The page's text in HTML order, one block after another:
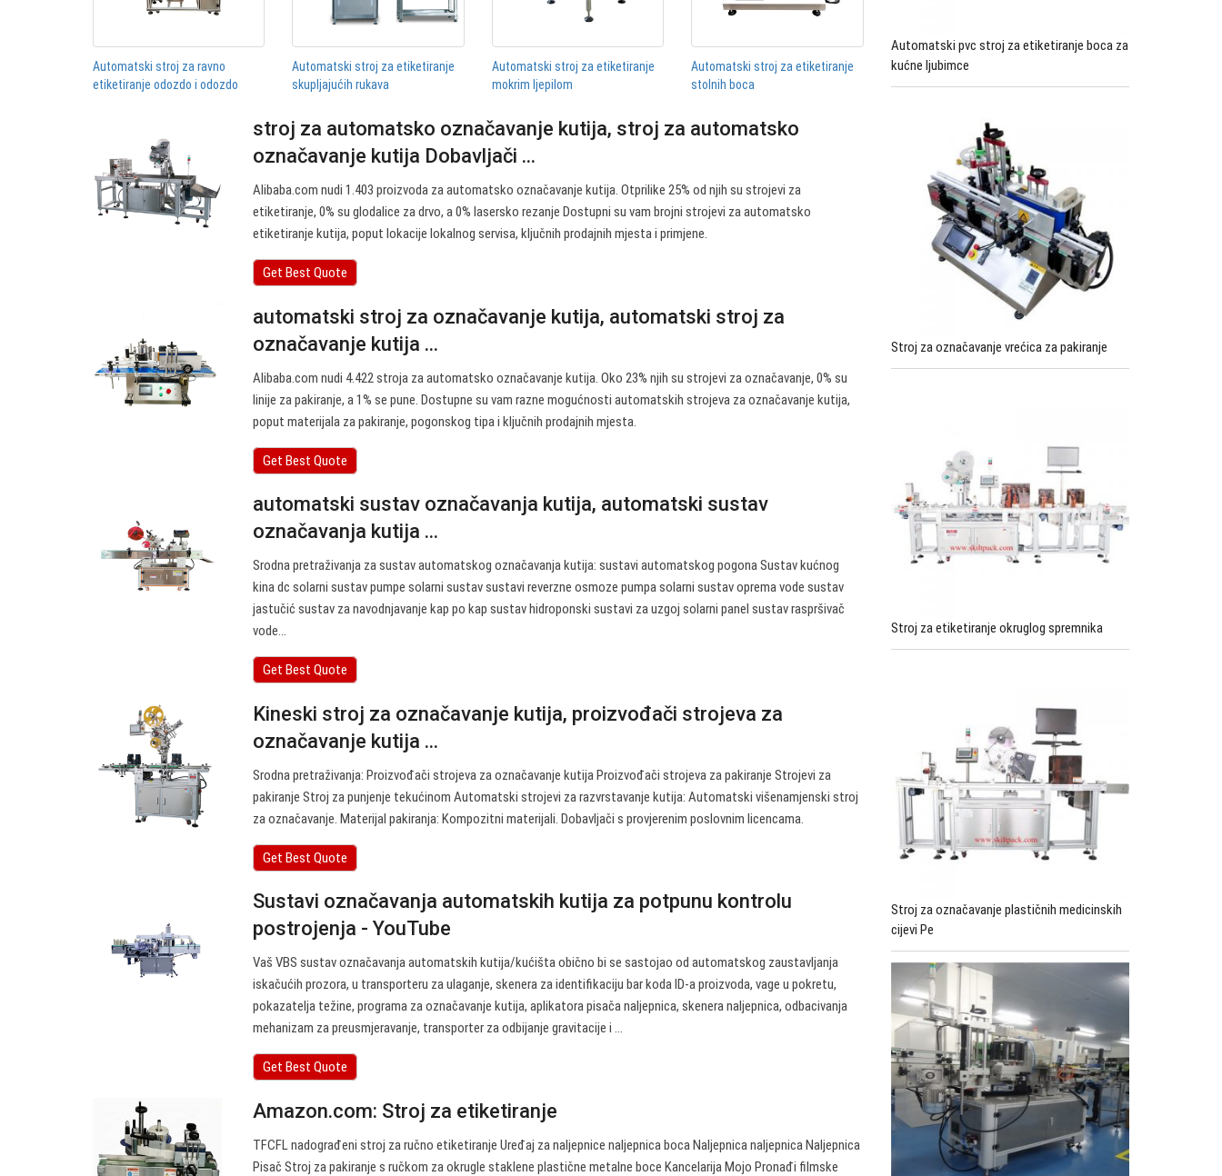
Automatski stroj za ravno
etiketiranje odozdo i odozdo
Automatski stroj za etiketiranje
skupljajućih rukava
Automatski stroj za etiketiranje
mokrim ljepilom
Automatski stroj za etiketiranje
stolnih boca
stroj za automatsko označavanje kutija, stroj za automatsko
označavanje kutija Dobavljači ...
Alibaba.com nudi 1.403 proizvoda za automatsko označavanje kutija. Otprilike 25% od njih su strojevi za
etiketiranje, 0% su glodalice za drvo, a 0% lasersko rezanje Dostupni su vam brojni strojevi za automatsko
etiketiranje kutija, poput lokacije lokalnog servisa, ključnih prodajnih mjesta i primjene.
Get Best Quote
automatski stroj za označavanje kutija, automatski stroj za
označavanje kutija ...
Alibaba.com nudi 4.422 stroja za automatsko označavanje kutija. Oko 23% njih su strojevi za označavanje, 0% su
linije za pakiranje, a 1% se pune. Dostupne su vam razne mogućnosti automatskih strojeva za označavanje kutija,
poput materijala za pakiranje, pogonskog tipa i ključnih prodajnih mjesta.
Get Best Quote
automatski sustav označavanja kutija, automatski sustav
označavanja kutija ...
Srodna pretraživanja za sustav automatskog označavanja kutija: sustavi automatskog pogona Sustav kućnog
kina dc solarni sustav pumpe solarni sustav sustavi reverzne osmoze pumpa solarni sustav oprema vode sustav
jastučić sustav za navodnjavanje kap po kap sustav hidroponski sustavi za uzgoj solarni panel sustav raspršivač
vode…
Get Best Quote
Kineski stroj za označavanje kutija, proizvođači strojeva za
označavanje kutija ...
Srodna pretraživanja: Proizvođači strojeva za označavanje kutija Proizvođači strojeva za pakiranje Strojevi za
pakiranje Stroj za punjenje tekućinom Automatski strojevi za razvrstavanje kutija: Automatski višenamjenski stroj
za označavanje. Materijal pakiranja: Kompozitni materijali. Dobavljači s provjerenim poslovnim licencama.
Get Best Quote
Sustavi označavanja automatskih kutija za potpunu kontrolu
postrojenja - YouTube
Vaš VBS sustav označavanja automatskih kutija/kućišta obično bi se sastojao od automatskog zaustavljanja
iskačućih prozora, u transporteru za ulaganje, skenera za identifikaciju bar koda ID-a proizvoda, vage u pokretu,
pokazatelja težine, programa za označavanje kutija, aplikatora pisača naljepnica, skenera naljepnica, odbacivanja
mehanizam za preusmjeravanje, transporter za odbijanje gravitacije i ...
Get Best Quote
Amazon.com: Stroj za etiketiranje
TFCFL nadograđeni stroj za ručno etiketiranje Uređaj za naljepnice naljepnica boca Naljepnica naljepnica Naljepnica
Pisač Stroj za pakiranje s ručkom za okrugle staklene plastične metalne boce Kancelarija Mojo Pronađi filmske
Automatski pvc stroj za etiketiranje boca za
kućne ljubimce
Stroj za označavanje vrećica za pakiranje
Stroj za etiketiranje okruglog spremnika
Stroj za označavanje plastičnih medicinskih
cijevi Pe